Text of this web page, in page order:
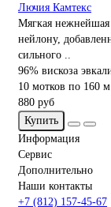
Лючия Камтекс
Мягкая нежнейшая
нейлону,
сильного ..
96% вискоза
10 мотков по 160
880 руб
Купить
Информация
Сервис
Дополнительно
Наши контакты
+7 (812) 157-45-67